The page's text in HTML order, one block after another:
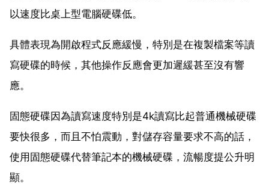
以速度比桌上型電腦硬碟低。
具體表現為開啟程式反應緩慢，特別是在複製檔案等讀
寫硬碟的時候，其他操作反應會更加遲緩甚至沒有響
應。
固態硬碟因為讀寫速度特別是4k讀寫比起普通機械硬碟
要快很多，而且不怕震動，對儲存容量要求不高的話，
使用固態硬碟代替筆記本的機械硬碟，流暢度提公升明
顯。